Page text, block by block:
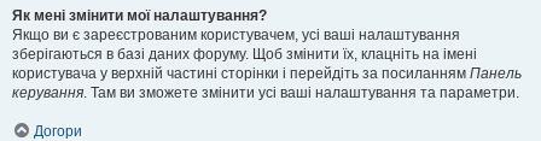
Як мені змінити мої налаштування?
Якщо ви є зареєстрованим користувачем, усі ваші налаштування
зберігаються в базі даних форуму. Щоб змінити їх, клацніть на імені
користувача у верхній частині сторінки і перейдіть за посиланням Панель
керування. Там ви зможете змінити усі ваші налаштування та параметри.
Догори